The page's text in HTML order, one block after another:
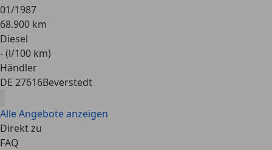
01/1987
68.900 km
Diesel
- (l/100 km)
Händler
DE 27616Beverstedt
Alle Angebote anzeigen
Direkt zu
FAQ